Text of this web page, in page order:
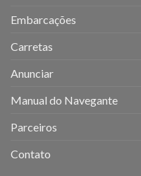
Embarcações
Carretas
Anunciar
Manual do Navegante
Parceiros
Contato